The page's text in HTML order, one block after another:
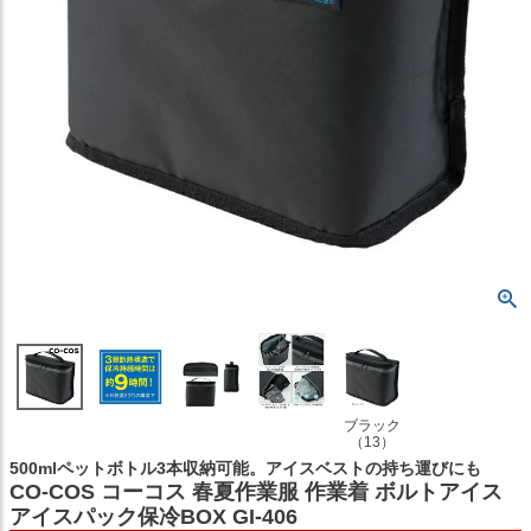
ブラック
（13）
500mlペットボトル3本収納可能。アイスベストの持ち運びにも
CO-COS コーコス 春夏作業服 作業着 ボルトアイス
アイスパック保冷BOX GI-406